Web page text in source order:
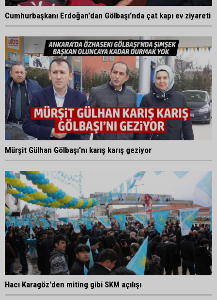
Cumhurbaşkanı Erdoğan'dan Gölbaşı'nda çat kapı ev ziyareti
Mürşit Gülhan Gölbaşı'nı karış karış geziyor
Hacı Karagöz'den miting gibi SKM açılışı